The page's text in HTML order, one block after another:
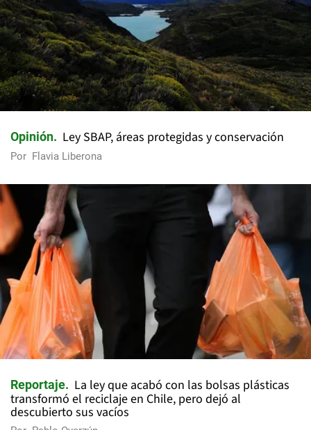
Opinión Ley SBAP, áreas protegidas y conservación
Por Flavia Liberona
Reportaje
La ley que acabó con las bolsas plásticas
transformó el reciclaje en Chile, pero dejó al
descubierto sus vacíos